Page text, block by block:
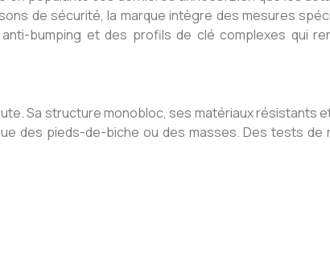
de sécurité, la marque intègre des mesures
bumping et des profils de clé complexes qui
Sa structure monobloc, ses matériaux résistants
des pieds-de-biche ou des masses. Des tests